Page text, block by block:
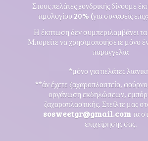
Στους πελάτες χονδρικής δίνουμε
τιμολογίου 20% (για συναφείς
Η έκπτωση δεν συμπεριλαμβάνει
Μπορείτε να χρησιμοποιήσετε μόνο
παραγγελία
*μόνο για πελάτες
**άν έχετε ζαχαροπλαστείο,
οργάνωση εκδηλώσεων,
ζαχαροπλαστικής. Στείλτε μας
sosweetgr@gmail.comτα
επιχείρησης σας.